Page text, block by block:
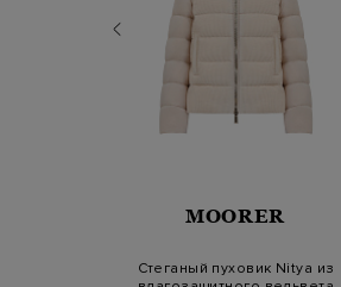
MOORER
Стеганый пуховик Nitya из